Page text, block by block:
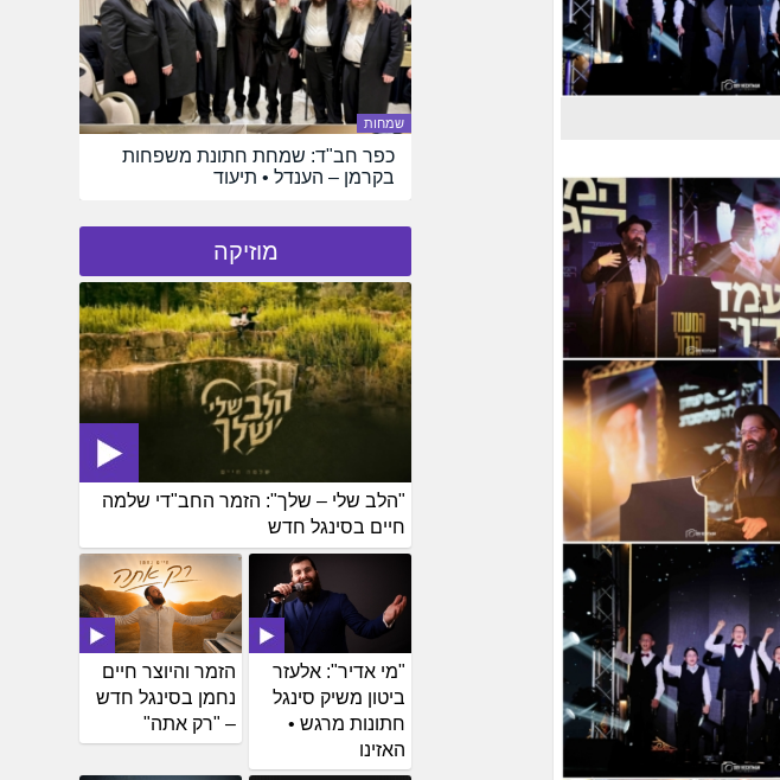
שמחות
כפר חב"ד: שמחת חתונת משפחות
בקרמן – הענדל • תיעוד
מוזיקה
"הלב שלי – שלך": הזמר החב"די שלמה
חיים בסינגל חדש
הזמר והיוצר חיים
נחמן בסינגל חדש
– "רק אתה"
"מי אדיר": אלעזר
ביטון משיק סינגל
חתונות מרגש •
האזינו